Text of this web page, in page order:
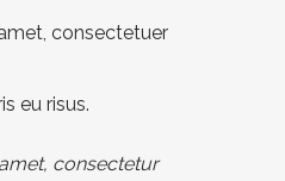
consectetuer
eu risus.
consectetur